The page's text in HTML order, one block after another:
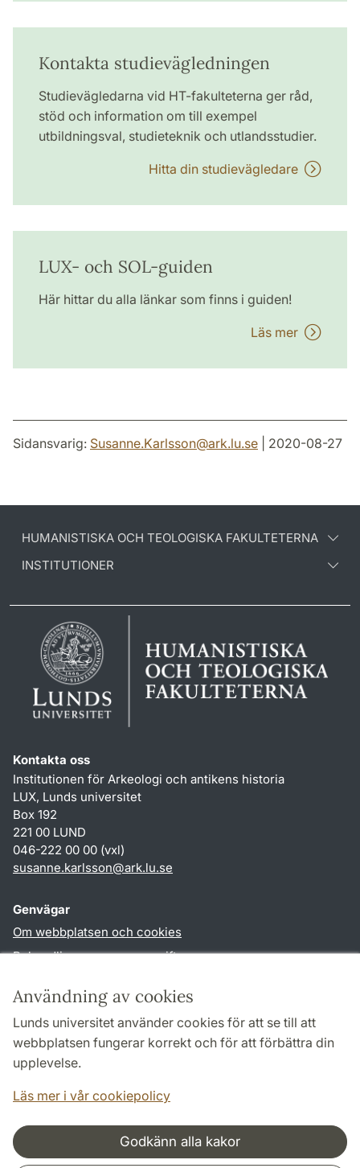
Användning av cookies
Lunds universitet använder cookies för att se till att
webbplatsen fungerar korrekt och för att förbättra din
upplevelse.
Läs mer i vår cookiepolicy
Godkänn alla kakor
Kontakta studievägledningen
Studievägledarna vid HT-fakulteterna ger råd,
stöd och information om till exempel
utbildningsval, studieteknik och utlandsstudier.
Hitta din studievägledare
LUX- och SOL-guiden
Här hittar du alla länkar som finns i guiden!
Läs mer
Sidansvarig: Susanne.Karlsson@ark.lu.se | 2020-08-27
HUMANISTISKA OCH TEOLOGISKA FAKULTETERNA
INSTITUTIONER
Kontakta oss
Institutionen för Arkeologi och antikens historia
LUX, Lunds universitet
Box 192
221 00 LUND
046-222 00 00 (vxl)
susanne.karlsson@ark.lu.se
Genvägar
Om webbplatsen och cookies
Behandling av personuppgifter
TYPO3-login
Följ oss i sociala medier
Samarbeten och nätverk